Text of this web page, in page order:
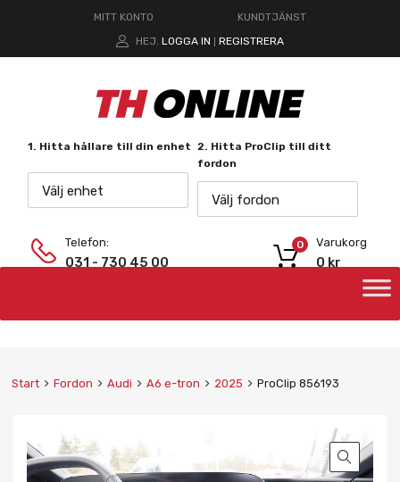
MITT KONTO
KUNDTJÄNST
HEJ. LOGGA IN REGISTRERA
1. Hitta hållare till din enhet
Välj enhet
2. Hitta ProClip till ditt
fordon
Välj fordon
Telefon:
031 - 730 45 00
Varukorg
0 kr
0
Start Fordon Audi A6 e-tron 2025 ProClip 856193